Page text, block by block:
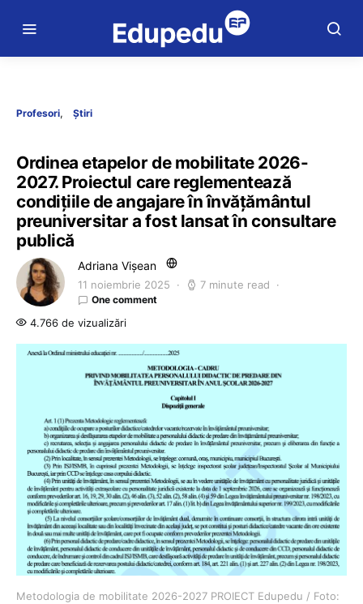
Profesori Știri
Ordinea etapelor de mobilitate 2026-
2027. Proiectul care reglementează
condițiile de angajare în învățământul
preuniversitar a fost lansat în consultare
publică
Adriana Vișean
11 noiembrie 2025 7 minute read
One comment
4.766 de vizualizări
Metodologia de mobilitate 2026-2027 PROIECT Edupedu / Foto: